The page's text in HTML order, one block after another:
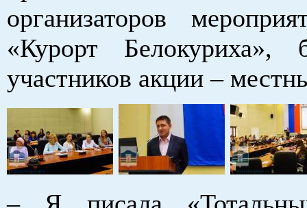
организаторов
«Курорт Белокуриха»,
участников акции –